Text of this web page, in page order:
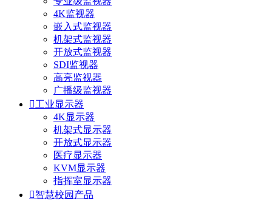
4K监视器
嵌入式监视器
机架式监视器
开放式监视器
SDI监视器
高亮监视器
广播级监视器
工业显示器
4K显示器
机架式显示器
开放式显示器
医疗显示器
KVM显示器
指挥室显示器
智慧校园产品